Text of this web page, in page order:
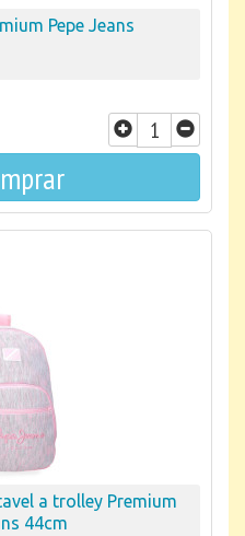
Pepe Jeans
a trolley Premium
44cm